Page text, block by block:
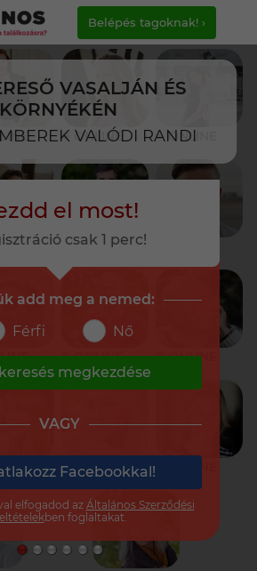
VASALJÁN ÉS
KÖRNYÉKÉN
VALÓDI RANDI
Belépés tagoknak! ›
ONLINE ONLINE
ONLINE
ONLINE ONLINE
ONLINE
el most!
csak 1 perc!
add meg a nemed:
Férfi
Nő
megkezdése
VAGY
Facebookkal!
elfogadod az Általános Szerződési
ben foglaltakat.